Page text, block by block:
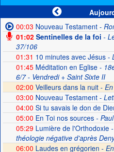
00:03 Nouveau Testament-
01:02Sentinelles de la foi -
37/106
01:31 10 minutes avec Jésus-
01:45Méditation en Eglise-
6/7 - Vendredi + Saint Sixte II
02:00 Veilleurs dans la nuit -
03:00 Nouveau Testament-
04:00 Si tu savais le don de
05:00 En Toi nos sources-
05:29Lumière de l'Orthodoxie-
théologie négative d'après
06:00 Laudes en grégorien -